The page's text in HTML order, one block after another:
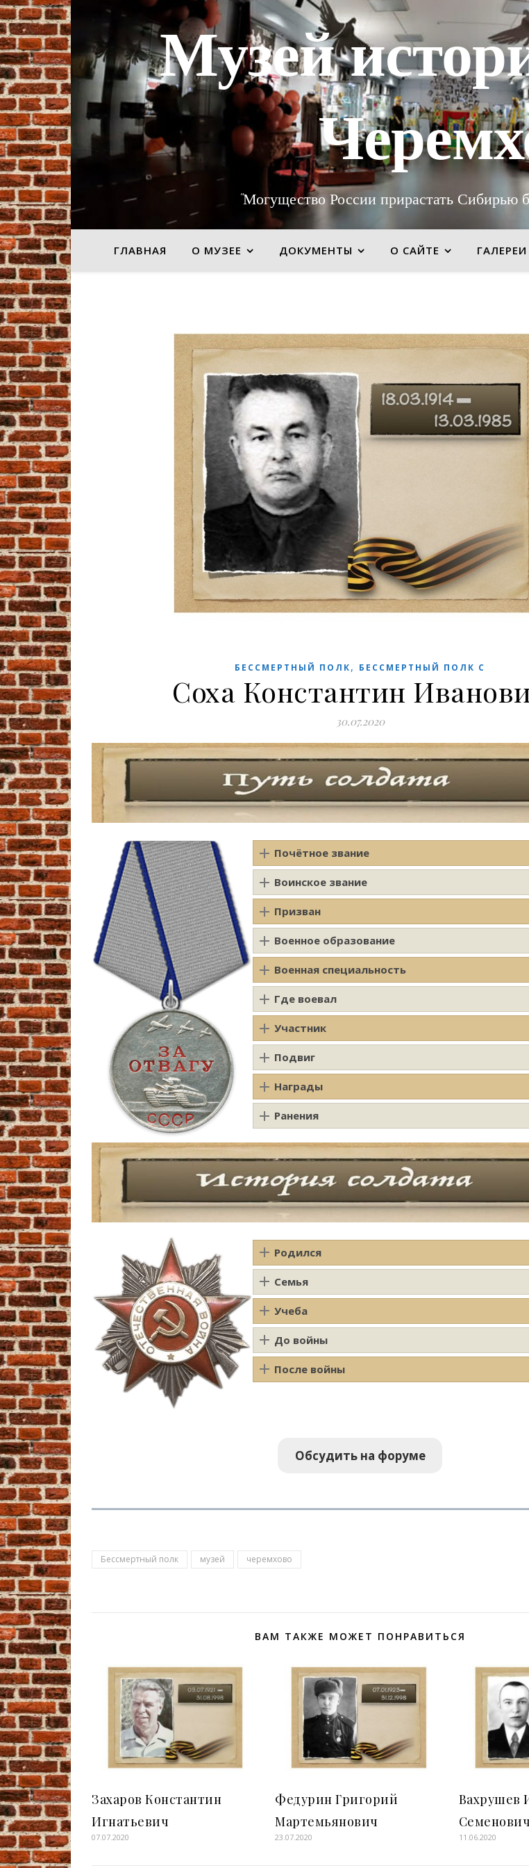
Музей
"Могущество России прирастать
ГЛАВНАЯ О МУЗЕЕ ДОКУМЕНТЫ О САЙТЕ ГАЛЕРЕИ
БЕССМЕРТНЫЙ ПОЛК, БЕССМЕРТНЫЙ ПОЛК С
Соха Константин
30.07.2020
Почётное звание
Воинское звание
Призван
Военное образование
Военная специальность
Где воевал
Участник
Подвиг
Награды
Ранения
Родился
Семья
Учеба
До войны
После войны
Обсудить на форуме
Бессмертный полк музей черемхово
ВАМ ТАКЖЕ МОЖЕТ ПОНРАВИТЬСЯ
Захаров Константин
Игнатьевич
07.07.2020
Федурин Григорий
Мартемьянович
23.07.2020
Вахрушев
Семенович
11.06.2020